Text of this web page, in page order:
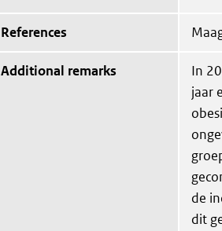
References
Additional remarks
In
jaar
de
dit